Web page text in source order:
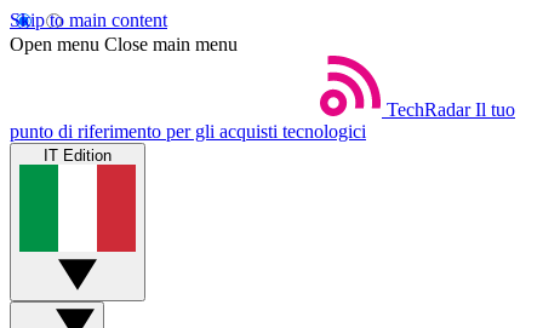
Skip to main content
Open menu Close main menu
TechRadar Il tuo
punto di riferimento per gli acquisti tecnologici
IT Edition